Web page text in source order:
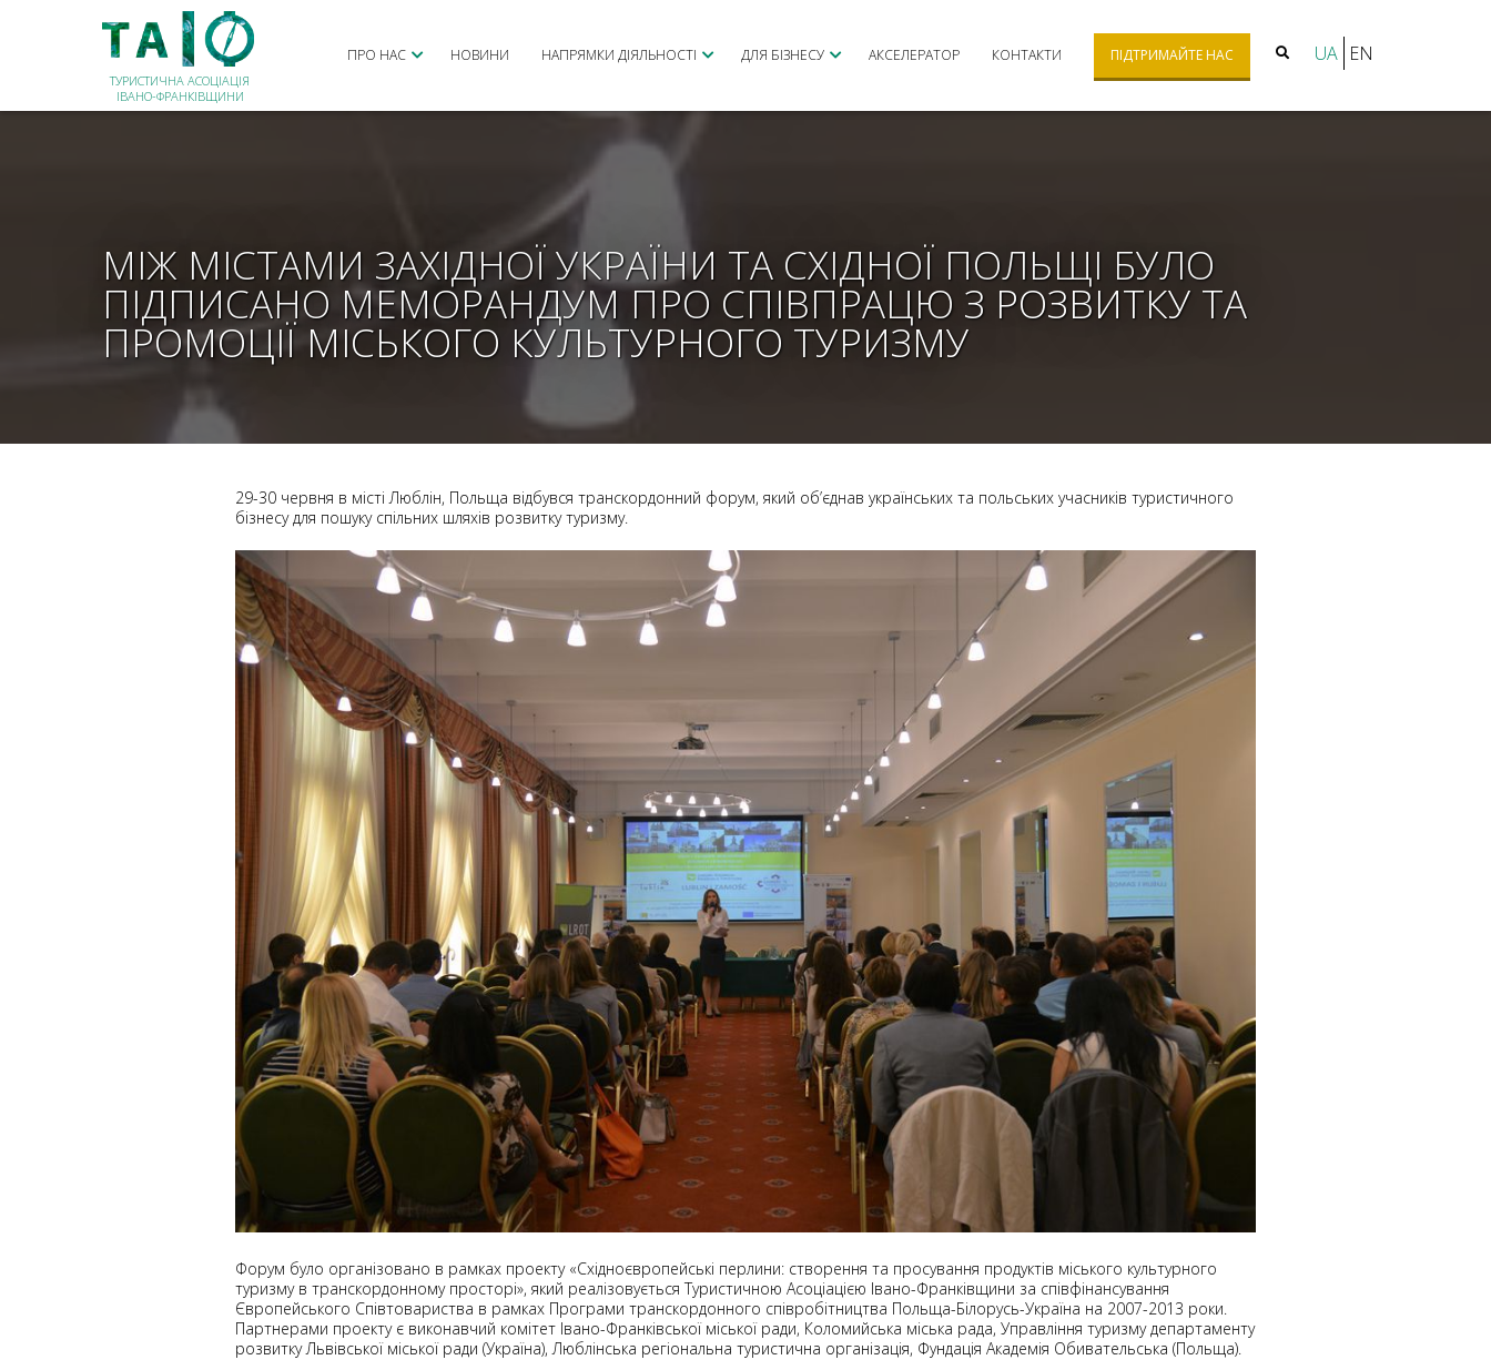
ТУРИСТИЧНА АСОЦІАЦІЯ
ІВАНО-ФРАНКІВЩИНИ
ПРО НАС НОВИНИ НАПРЯМКИ ДІЯЛЬНОСТІ ДЛЯ БІЗНЕСУ АКСЕЛЕРАТОР КОНТАКТИ ПІДТРИМАЙТЕ НАС UA EN
МІЖ МІСТАМИ ЗАХІДНОЇ УКРАЇНИ ТА СХІДНОЇ ПОЛЬЩІ БУЛО
ПІДПИСАНО МЕМОРАНДУМ ПРО СПІВПРАЦЮ З РОЗВИТКУ ТА
ПРОМОЦІЇ МІСЬКОГО КУЛЬТУРНОГО ТУРИЗМУ
29-30 червня в місті Люблін, Польща відбувся транскордонний форум, який об’єднав українських та польських учасників туристичного
бізнесу для пошуку спільних шляхів розвитку туризму.
Форум було організовано в рамках проекту «Східноєвропейські перлини: створення та просування продуктів міського культурного
туризму в транскордонному просторі», який реалізовується Туристичною Асоціацією Івано-Франківщини за співфінансування
Європейського Співтовариства в рамках Програми транскордонного співробітництва Польща-Білорусь-Україна на 2007-2013 роки.
Партнерами проекту є виконавчий комітет Івано-Франківської міської ради, Коломийська міська рада, Управління туризму департаменту
розвитку Львівської міської ради (Україна), Люблінська регіональна туристична організація, Фундація Академія Обивательська (Польща).